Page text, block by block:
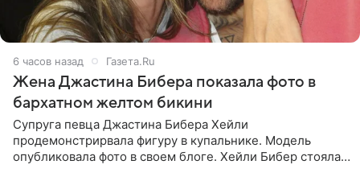
6 часов назад Газета.Ru
Жена Джастина Бибера показала фото в
бархатном желтом бикини
Супруга певца Джастина Бибера Хейли
продемонстрирвала фигуру в купальнике. Модель
опубликовала фото в своем блоге. Хейли Бибер стояла